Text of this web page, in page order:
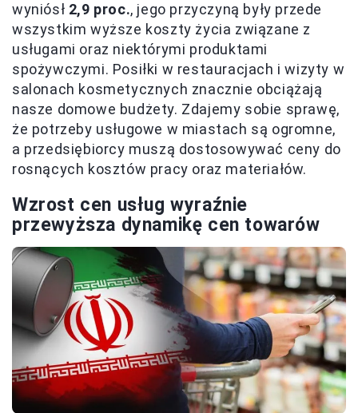
wyniósł 2,9 proc., jego przyczyną były przede
wszystkim wyższe koszty życia związane z
usługami oraz niektórymi produktami
spożywczymi. Posiłki w restauracjach i wizyty w
salonach kosmetycznych znacznie obciążają
nasze domowe budżety. Zdajemy sobie sprawę,
że potrzeby usługowe w miastach są ogromne,
a przedsiębiorcy muszą dostosowywać ceny do
rosnących kosztów pracy oraz materiałów.
Wzrost cen usług wyraźnie
przewyższa dynamikę cen towarów